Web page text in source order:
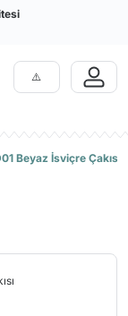
Beyaz İsviçre Çakısı